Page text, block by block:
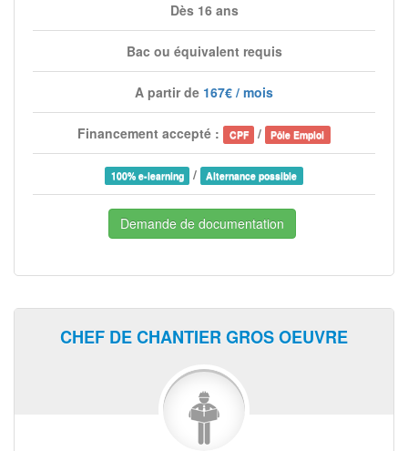
Dès 16 ans
Bac ou équivalent requis
A partir de 167€ / mois
Financement accepté : CPF / Pôle Emploi
100% e-learning / Alternance possible
Demande de documentation
CHEF DE CHANTIER GROS OEUVRE